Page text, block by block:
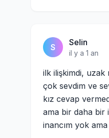
S Selin
il y a 1 an
ilk ilişkimdi, uzak
çok sevdim ve
kız cevap
ama bir daha bir
inancım yok